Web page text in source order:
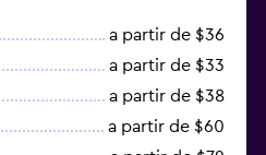
a partir de $36
a partir de $33
a partir de $38
a partir de $60